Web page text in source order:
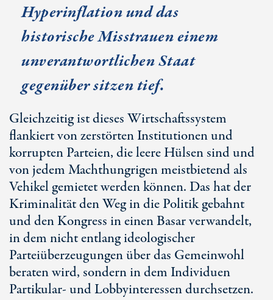
Hyperinflation und das
historische Misstrauen einem
unverantwortlichen Staat
gegenüber sitzen tief.
Gleichzeitig ist dieses Wirtschaftssystem
flankiert von zerstörten Institutionen und
korrupten Parteien, die leere Hülsen sind und
von jedem Machthungrigen meistbietend als
Vehikel gemietet werden können. Das hat der
Kriminalität den Weg in die Politik gebahnt
und den Kongress in einen Basar verwandelt,
in dem nicht entlang ideologischer
Parteiüberzeugungen über das Gemeinwohl
beraten wird, sondern in dem Individuen
Partikular- und Lobbyinteressen durchsetzen.